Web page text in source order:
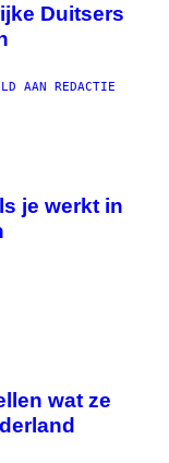
Duitsers
AAN REDACTIE
je werkt in
wat ze